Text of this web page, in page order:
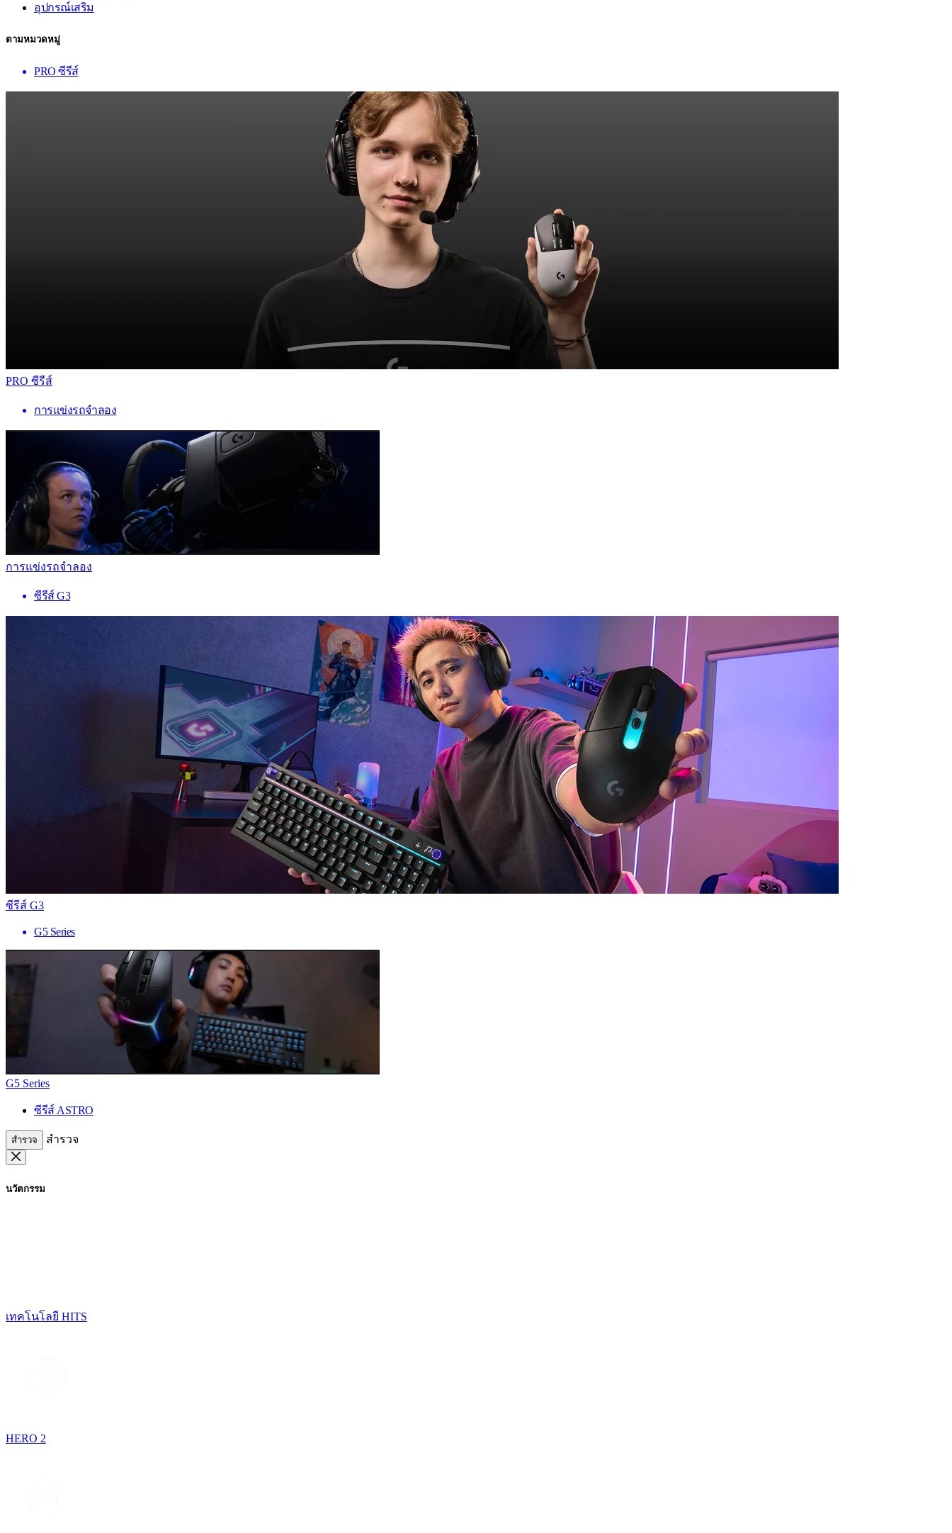
อุปกรณ์เสริม
ตามหมวดหมู่
PRO ซีรีส์
PRO ซีรีส์
การแข่งรถจำลอง
การแข่งรถจำลอง
ซีรีส์ G3
ซีรีส์ G3
G5 Series
G5 Series
ซีรีส์ ASTRO
สำรวจ สำรวจ
นวัตกรรม
เทคโนโลยี HITS
HERO 2